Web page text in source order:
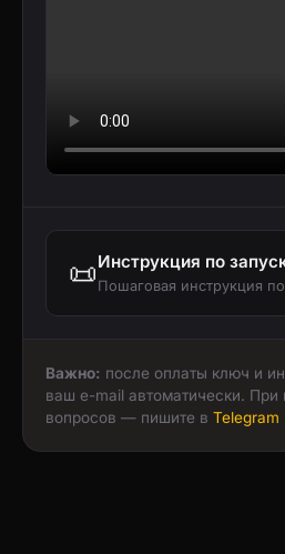
📜Инструкция по
Пошаговая инструкция
Важно: после оплаты ключ и
ваш e-mail автоматически. При
вопросов — пишите в Telegram